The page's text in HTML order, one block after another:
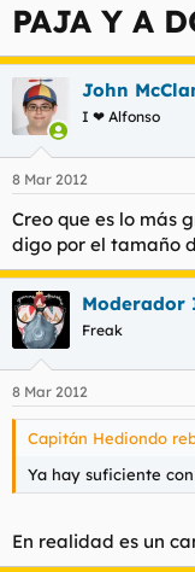
PAJA Y A
John
I ❤ Alfonso
8 Mar 2012
Creo que es lo más
digo por el tamaño
Moderador
Freak
8 Mar 2012
Capitán Hediondo
Ya hay suficiente
En realidad es un